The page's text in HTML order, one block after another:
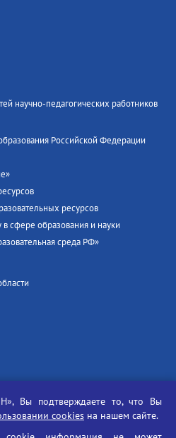
научно-педагогических работников
Российской Федерации
ресурсов
сфере образования и науки
среда РФ»
услугВы подтверждаете то, что Вы
cookies на нашем сайте.